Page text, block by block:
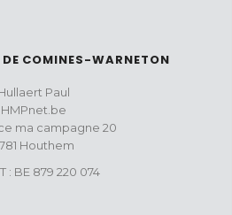
DE COMINES-WARNETON
Paul
HMPnet.be
ma campagne 20
Houthem
: BE 879 220 074